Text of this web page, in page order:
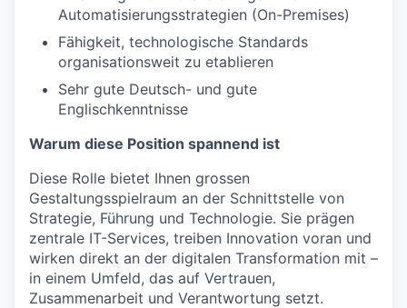
Automatisierungsstrategien (On-Premises)
Fähigkeit, technologische Standards
organisationsweit zu etablieren
Sehr gute Deutsch- und gute
Englischkenntnisse
Warum diese Position spannend ist
Diese Rolle bietet Ihnen grossen
Gestaltungsspielraum an der Schnittstelle von
Strategie, Führung und Technologie. Sie prägen
zentrale IT-Services, treiben Innovation voran und
wirken direkt an der digitalen Transformation mit –
in einem Umfeld, das auf Vertrauen,
Zusammenarbeit und Verantwortung setzt.